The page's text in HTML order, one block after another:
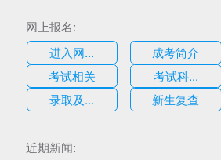
网上报名:
进入网...
成考简介
考试相关
考试科...
录取及...
新生复查
近期新闻: